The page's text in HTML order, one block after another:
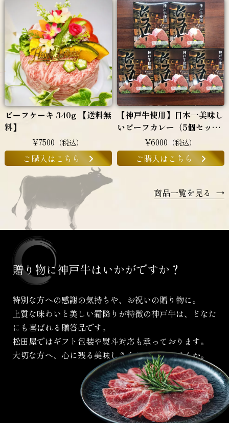
ビーフケーキ 340g 【送料無
料】
¥7500 （税込）
ご購入はこちら
【神戸牛使用】日本一美味し
いビーフカレー（5個セッ
¥6000 （税込）
ご購入はこちら
商品一覧を見る →
贈り物に神戸牛はいかがですか？
特別な方への感謝の気持ちや、お祝いの贈り物に。
上質な味わいと美しい霜降りが特徴の神戸牛は、
どなた
にも喜ばれる贈答品です。
松田屋ではギフト包装や熨斗対応も承っております。
大切な方へ、心に残る美味しさをお届けしませんか。